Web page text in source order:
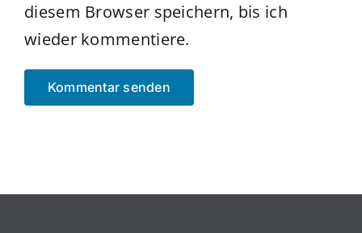
diesem Browser speichern, bis ich
wieder kommentiere.